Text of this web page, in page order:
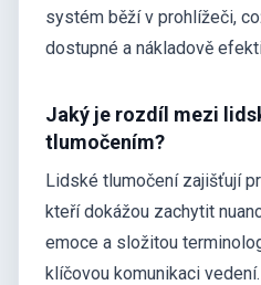
systém běží v prohlížeči,
dostupné a nákladově
Jaký je rozdíl mezi
tlumočením?
Lidské tlumočení zajišťují
kteří dokážou zachytit
emoce a složitou
klíčovou komunikaci